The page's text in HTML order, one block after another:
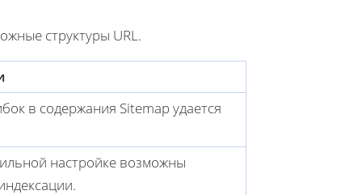
структуры URL.
в содержания Sitemap удается
настройке возможны